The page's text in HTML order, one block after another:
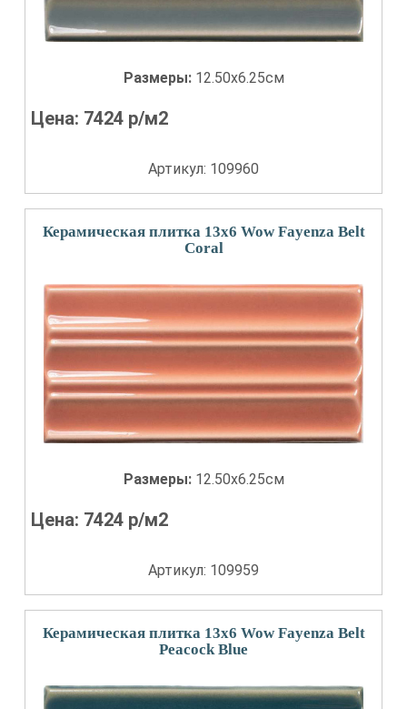
Размеры: 12.50x6.25см
Цена: 7424 р/м2
Артикул: 109960
Керамическая плитка 13x6 Wow Fayenza Belt
Coral
Размеры: 12.50x6.25см
Цена: 7424 р/м2
Артикул: 109959
Керамическая плитка 13x6 Wow Fayenza Belt
Peacock Blue